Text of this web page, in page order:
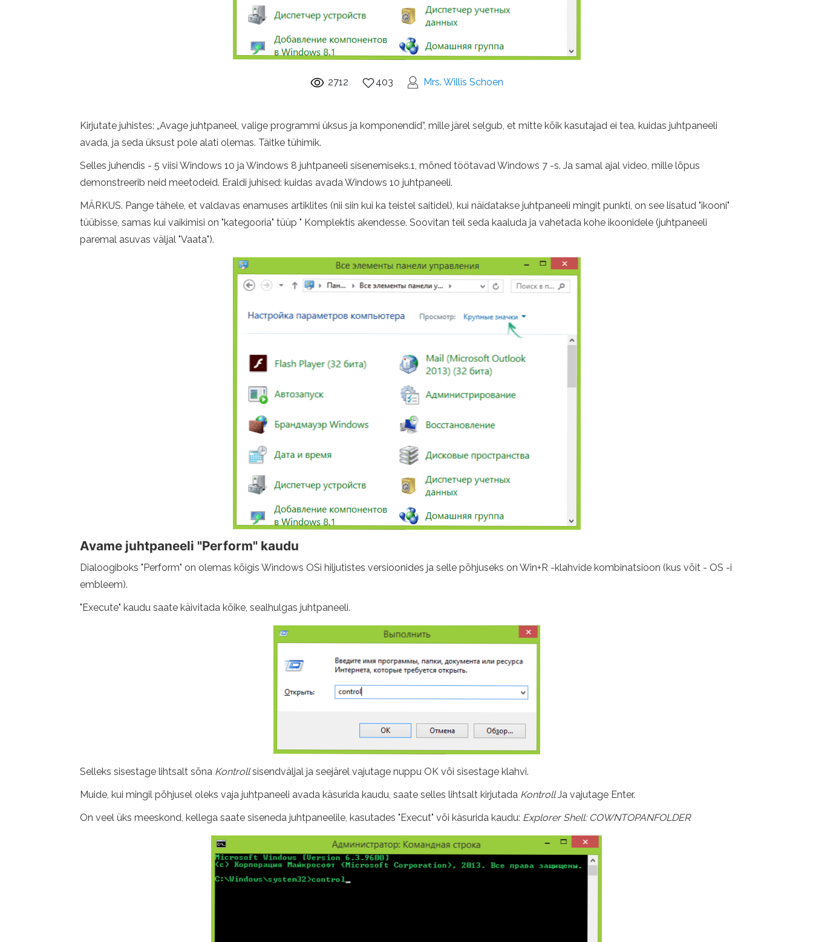
2712 403 Mrs. Willis Schoen
Kirjutate juhistes: „Avage juhtpaneel, valige programmi üksus ja komponendid”, mille järel selgub, et mitte kõik kasutajad ei tea, kuidas juhtpaneeli
avada, ja seda üksust pole alati olemas. Täitke tühimik.
Selles juhendis - 5 viisi Windows 10 ja Windows 8 juhtpaneeli sisenemiseks.1, mõned töötavad Windows 7 -s. Ja samal ajal video, mille lõpus
demonstreerib neid meetodeid. Eraldi juhised: kuidas avada Windows 10 juhtpaneeli.
MÄRKUS. Pange tähele, et valdavas enamuses artiklites (nii siin kui ka teistel saitidel), kui näidatakse juhtpaneeli mingit punkti, on see lisatud "ikooni"
tüübisse, samas kui vaikimisi on "kategooria" tüüp " Komplektis akendesse. Soovitan teil seda kaaluda ja vahetada kohe ikoonidele (juhtpaneeli
paremal asuvas väljal "Vaata").
Avame juhtpaneeli "Perform" kaudu
Dialoogiboks "Perform" on olemas kõigis Windows OSi hiljutistes versioonides ja selle põhjuseks on Win+R -klahvide kombinatsioon (kus võit - OS -i
embleem).
"Execute" kaudu saate käivitada kõike, sealhulgas juhtpaneeli.
Selleks sisestage lihtsalt sõna Kontrollsisendväljal ja seejärel vajutage nuppu OK või sisestage klahvi.
Muide, kui mingil põhjusel oleks vaja juhtpaneeli avada käsurida kaudu, saate selles lihtsalt kirjutada KontrollJa vajutage Enter.
On veel üks meeskond, kellega saate siseneda juhtpaneelile, kasutades "Execut" või käsurida kaudu: Explorer Shell: COWNTOPANFOLDER